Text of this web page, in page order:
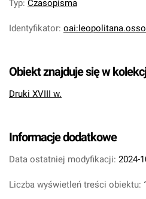
Typ: Czasopisma
Identyfikator:
Obiekt znajduje się w
Druki XVIII w.
Informacje dodatkowe
Data ostatniej modyfikacji: 2024-
Liczba wyświetleń treści obiektu: